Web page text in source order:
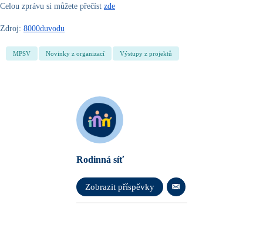
Celou zprávu si můžete přečíst zde
Zdroj: 8000duvodu
MPSV Novinky z organizací Výstupy z projektů
Rodinná síť
Zobrazit příspěvky